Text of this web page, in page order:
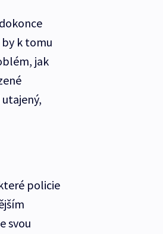
k tomu
jak
policie
svou